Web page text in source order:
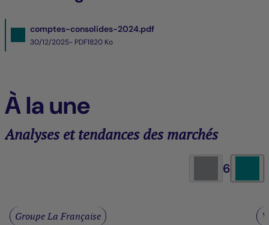
comptes-consolides-2024.pdf
30/12/2025- PDF1820 Ko
À la une
Analyses et tendances des marchés
6
Groupe La Française